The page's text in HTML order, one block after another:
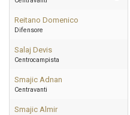
Reitano Domenico
Difensore
Salaj Devis
Centrocampista
Smajic Adnan
Centravanti
Smajic Almir